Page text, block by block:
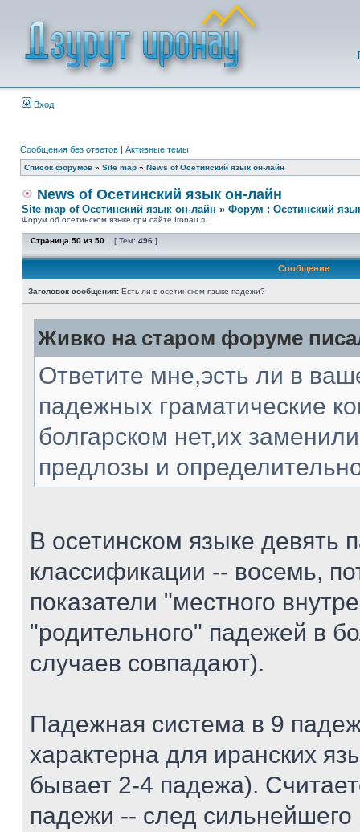
Вход
Сообщения без ответов | Активные темы
Список форумов » Site map » News of Осетинский язык он-лайн
News of Осетинский язык он-лайн
Site map of Осетинский язык он-лайн » Форум : Осетинский
Форум об осетинском языке при сайте Ironau.ru
Страница 50 из 50 [ Тем: 496 ]
Сообщение
Заголовок сообщения: Есть ли в осетинском языке падежи?
Живко на старом форуме
Ответите мне,эсть ли в
падежных граматические
болгарском нет,их
предлозы и
В осетинском языке девять
классификации -- восемь,
показатели "местного
"родительного" падежей в
случаев совпадают).
Падежная система в 9
характерна для иранских
бывает 2-4 падежа).
падежи -- след сильнейшего